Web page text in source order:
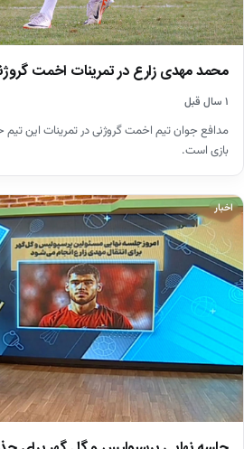
محمد مهدی زارع در تمرینات اخمت
۱ سال قبل
مدافع جوان تیم اخمت گروژنی در تمرینات این
بازی است.
اخبار